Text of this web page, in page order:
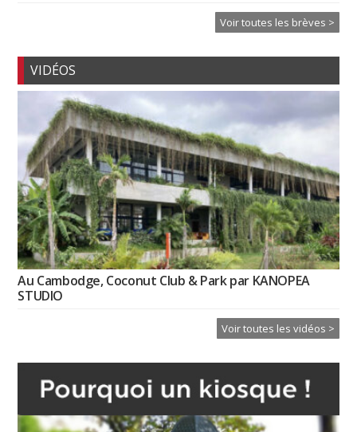
Voir toutes les brèves >
VIDÉOS
Au Cambodge, Coconut Club & Park par KANOPEA
STUDIO
Voir toutes les vidéos >